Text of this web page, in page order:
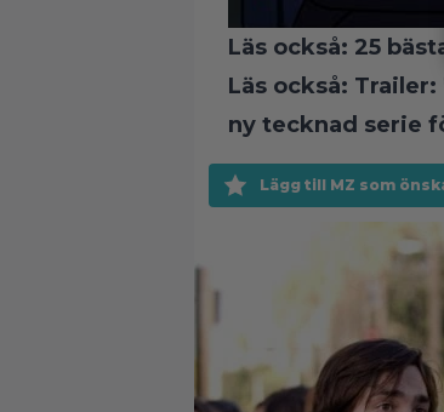
Läs också: 25
Läs också: Trailer:
ny tecknad serie
Lägg till MZ som